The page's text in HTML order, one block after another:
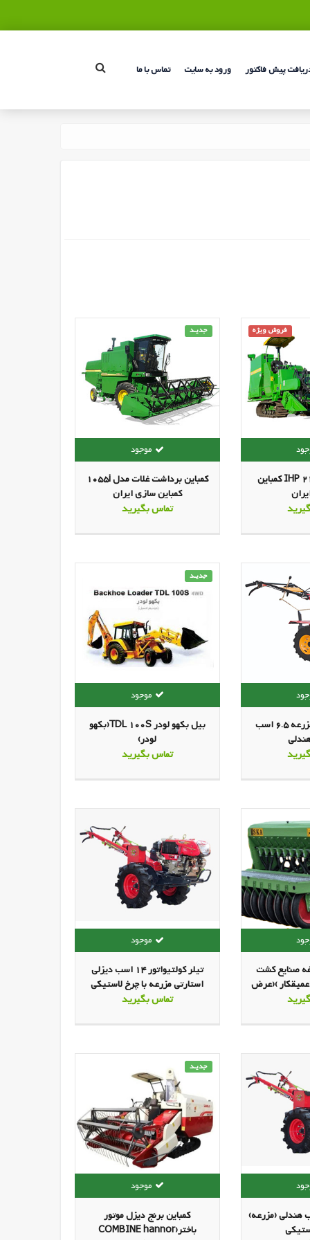
پیش فاکتور ورود به سایت تماس با ما
فروش ویژه
کمباین برنج IHP 2100 کمباین
جدیـد
کمباین برداشت غلات مدل 1055i
کمباین سازی ایران
تماس بگیرید
تیلر کولتیواتور مزرعه 6.5 اسب
جدیـد
بیل بکهو لودر TDL 100S(بکهو
لودر)
تماس بگیرید
13 ردیفه صنایع کشت
)(عرض
تیلر کولتیواتور 14 اسب دیزلی
استارتی مزرعه با چرخ لاستیکی
تماس بگیرید
14 اسب هندلی (مزرعه)
جدیـد
کمباین برنج دیزل موتور
باختر(COMBINE hannor